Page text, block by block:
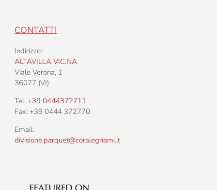
CONTATTI
Indirizzo:
ALTAVILLA VIC.NA
Viale Verona, 1
36077 (VI)
Tel: +39 0444372711
Fax: +39 0444 372770
Email:
divisione.parquet@coralegnami.it